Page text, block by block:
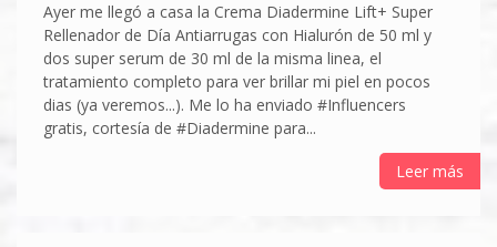
Ayer me llegó a casa la Crema Diadermine Lift+ Super
Rellenador de Día Antiarrugas con Hialurón de 50 ml y
dos super serum de 30 ml de la misma linea, el
tratamiento completo para ver brillar mi piel en pocos
dias (ya veremos...). Me lo ha enviado #Influencers
gratis, cortesía de #Diadermine para...
Leer más